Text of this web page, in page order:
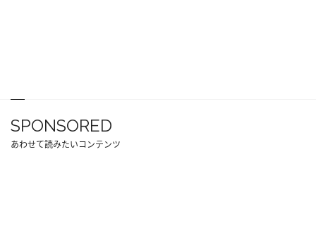
SPONSORED
あわせて読みたいコンテンツ